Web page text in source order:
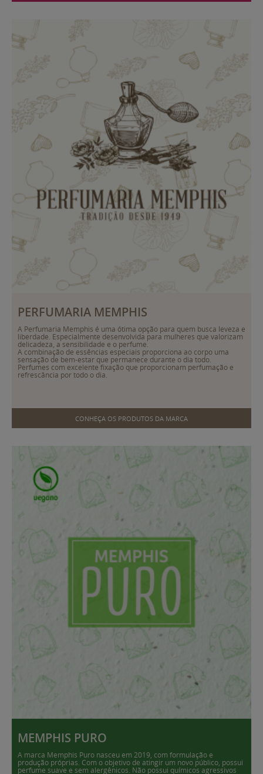
PERFUMARIA MEMPHIS
A Perfumaria Memphis é uma ótima opção para quem busca leveza e
liberdade. Especialmente desenvolvida para mulheres que valorizam
delicadeza, a sensibilidade e o perfume.
A combinação de essências especiais proporciona ao corpo uma
sensação de bem-estar que permanece durante o dia todo.
Perfumes com excelente fixação que proporcionam perfumação e
refrescância por todo o dia.
CONHEÇA OS PRODUTOS DA MARCA
MEMPHIS PURO
A marca Memphis Puro nasceu em 2019, com formulação e
produção próprias. Com o objetivo de atingir um novo público, possui
perfume suave e sem alergênicos. Não possui químicos agressivos